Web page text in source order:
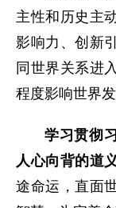
主性和历史主
影响力、创新
同世界关系进
程度影响世界
学习贯彻
人心向背的道
途命运，直面